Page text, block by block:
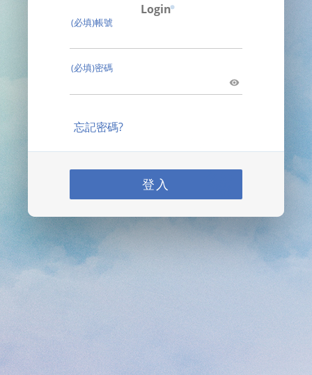
Login
(必填)帳號
(必填)密碼
忘記密碼?
登入